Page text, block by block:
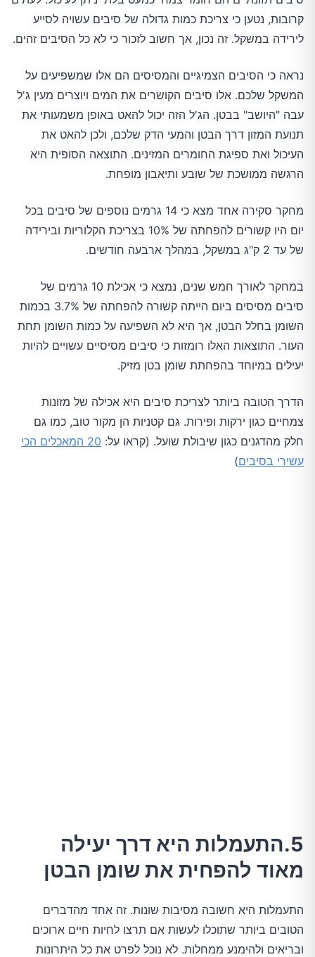
קרובות, נטען כי צריכת כמות גדולה של סיבים עשויה לסייע
לירידה במשקל. זה נכון, אך חשוב לזכור כי לא כל הסיבים זהים.
נראה כי הסיבים הצמיגיים והמסיסים הם אלו שמשפיעים על
המשקל שלכם. אלו סיבים הקושרים את המים ויוצרים מעין ג'ל
עבה "היושב" בבטן. הג'ל הזה יכול להאט באופן משמעותי את
תנועת המזון דרך הבטן והמעי הדק שלכם, ולכן להאט את
העיכול ואת ספיגת החומרים המזינים. התוצאה הסופית היא
הרגשה ממושכת של שובע ותיאבון מופחת.
מחקר סקירה אחד מצא כי 14 גרמים נוספים של סיבים בכל
יום היו קשורים להפחתה של 10% בצריכת הקלוריות ובירידה
של עד 2 ק"ג במשקל, במהלך ארבעה חודשים.
במחקר לאורך חמש שנים, נמצא כי אכילת 10 גרמים של
סיבים מסיסים ביום הייתה קשורה להפחתה של 3.7% בכמות
השומן בחלל הבטן, אך היא לא השפיעה על כמות השומן תחת
העור. התוצאות האלו רומזות כי סיבים מסיסיים עשויים להיות
יעילים במיוחד בהפחתת שומן בטן מזיק.
הדרך הטובה ביותר לצריכת סיבים היא אכילה של מזונות
צמחיים כגון ירקות ופירות. גם קטניות הן מקור טוב, כמו גם
חלק מהדגנים כגון שיבולת שועל. (קראו על:
20 המאכלים הכי
עשירי בסיבים)
5.התעמלות היא דרך יעילה
מאוד להפחית את שומן הבטן
התעמלות היא חשובה מסיבות שונות. זה אחד מהדברים
הטובים ביותר שתוכלו לעשות אם תרצו לחיות חיים ארוכים
ובריאים ולהימנע ממחלות. לא נוכל לפרט את כל היתרונות